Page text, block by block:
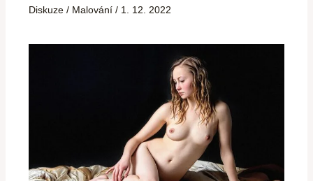
Diskuze / Malování / 1. 12. 2022